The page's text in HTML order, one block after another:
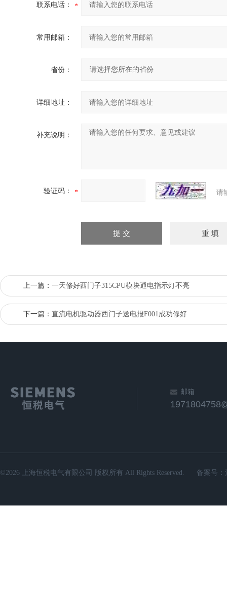
联系电话：
常用邮箱：
省份：
详细地址：
补充说明：
验证码： 请
上一篇： 一天修好西门子315CPU模块通电指示灯不亮
下一篇： 直流电机驱动器西门子送电报F001成功修好
邮箱
©2026 上海恒税电气有限公司 版权所有 All Rights Reserved. 备案号：